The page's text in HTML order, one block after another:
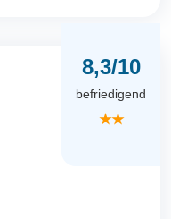
8,3/10
befriedigend
★★